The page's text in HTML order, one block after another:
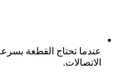
عندما تحتاج القطعة
الاتصالات.